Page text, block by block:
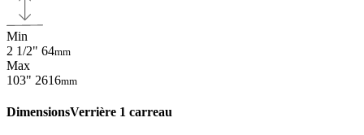
Min
2 1/2" 64mm
Max
103" 2616mm
DimensionsVerrière 1 carreau